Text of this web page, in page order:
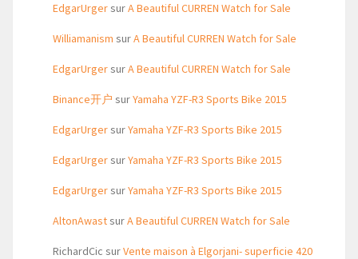
EdgarUrgersurA Beautiful CURREN Watch for Sale
Williamanism surA Beautiful CURREN Watch for Sale
EdgarUrgersurA Beautiful CURREN Watch for Sale
Binance开户 surYamaha YZF-R3 Sports Bike 2015
EdgarUrgersurYamaha YZF-R3 Sports Bike 2015
EdgarUrgersurYamaha YZF-R3 Sports Bike 2015
EdgarUrgersurYamaha YZF-R3 Sports Bike 2015
AltonAwastsurA Beautiful CURREN Watch for Sale
RichardCic surVente maison à Elgorjani- superficie 420